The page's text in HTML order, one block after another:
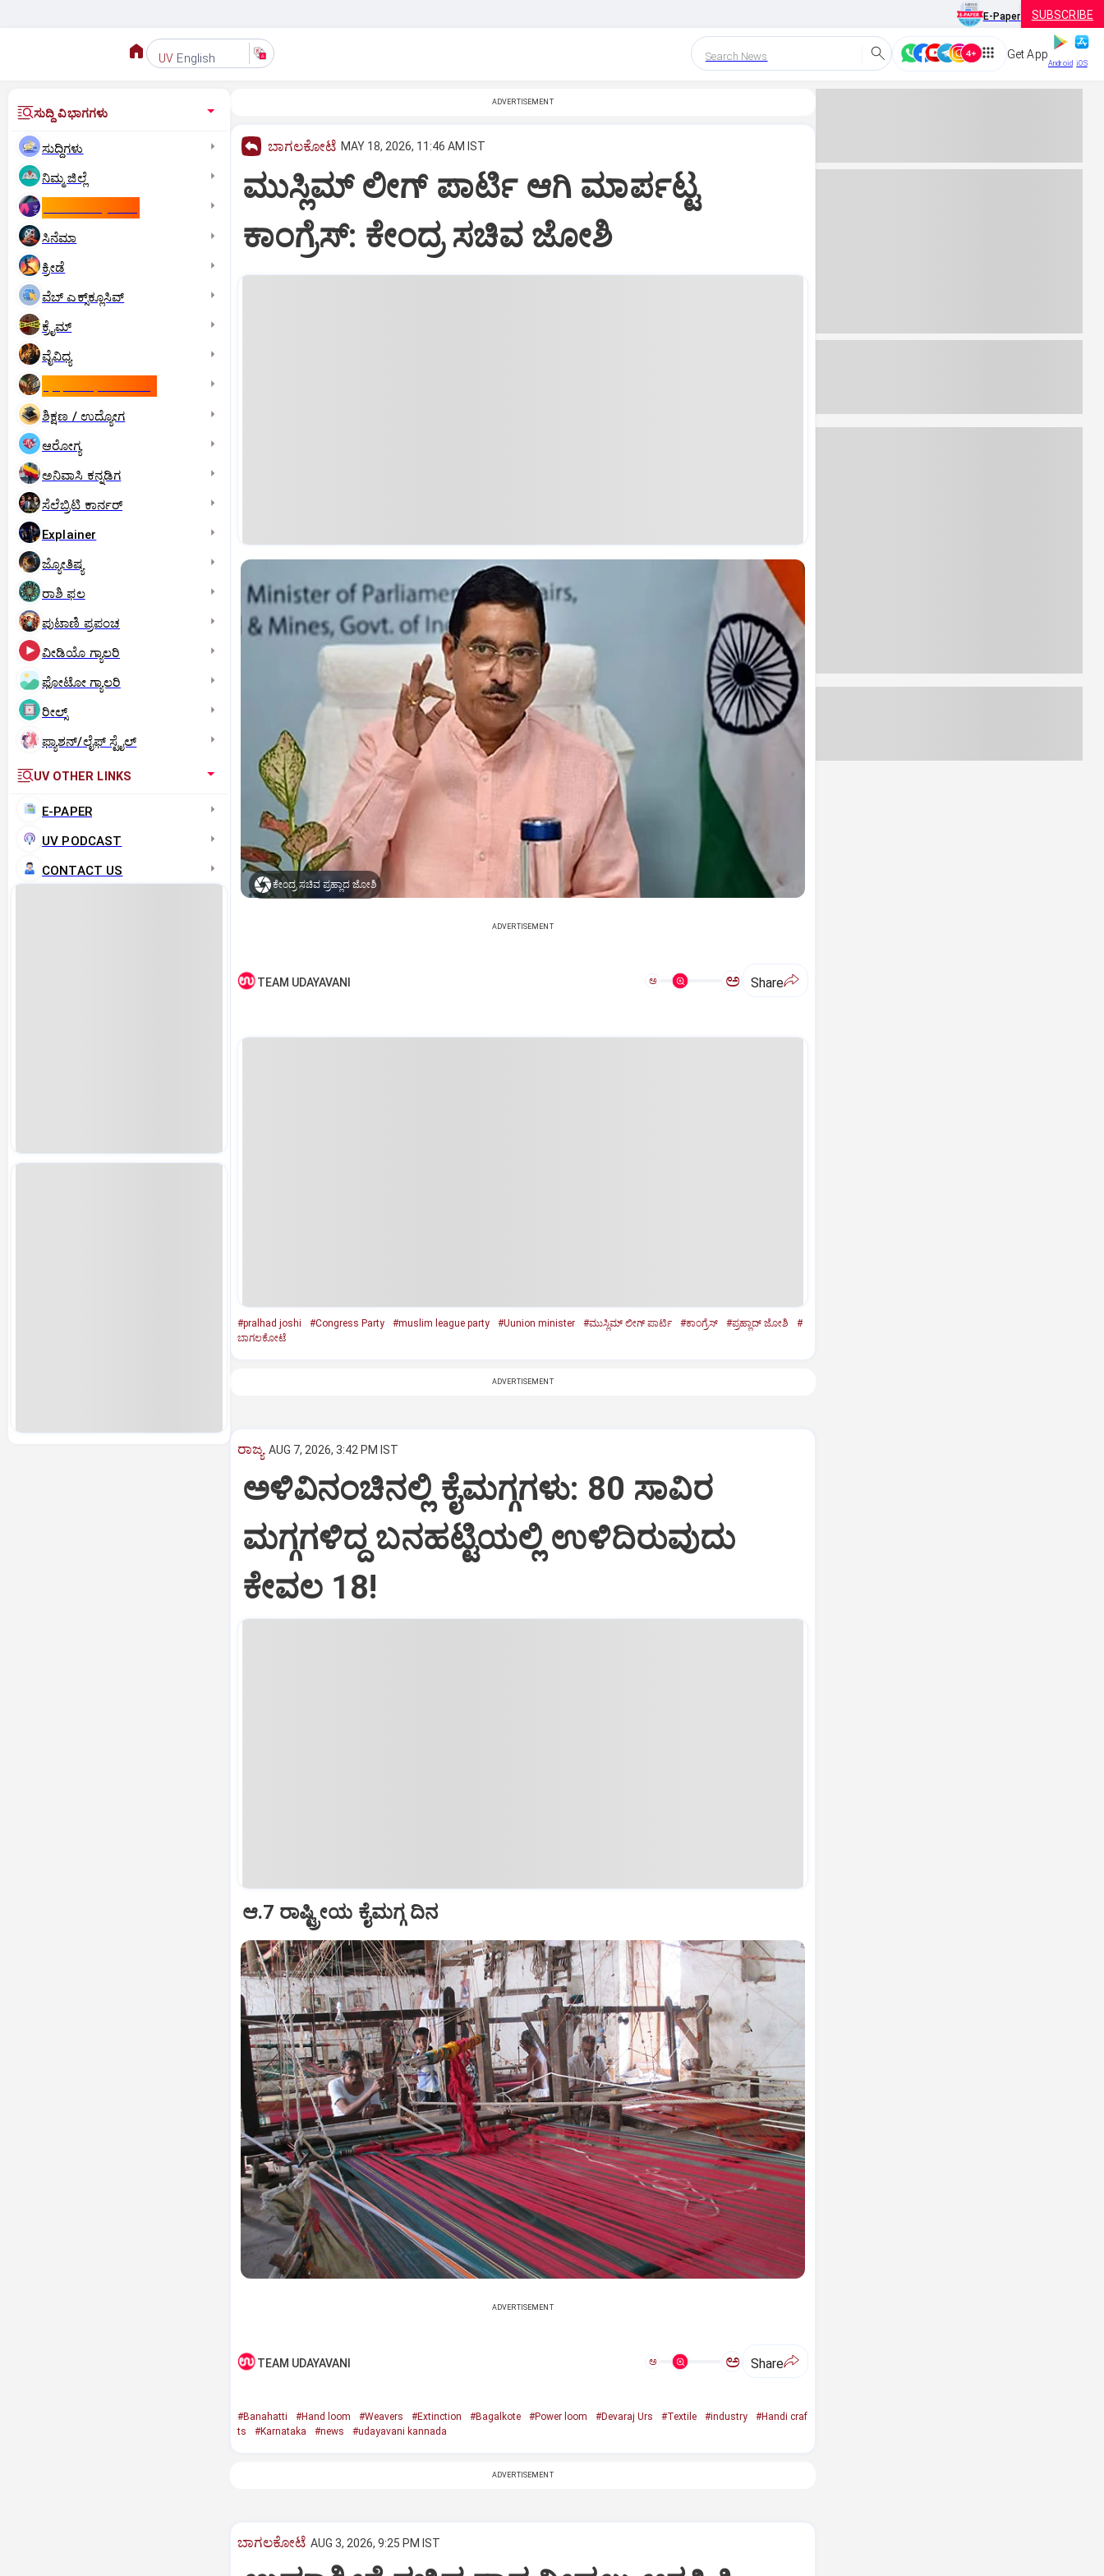
E-Paper SUBSCRIBE
UV English Search News Get App
Android iOS
ಸುದ್ದಿ ವಿಭಾಗಗಳು
ಸುದ್ದಿಗಳು
ನಿಮ್ಮ ಜಿಲ್ಲೆ
ಸಿನೆಮಾ
ಕ್ರೀಡೆ
ವೆಬ್ ಎಕ್ಸ್‌ಕ್ಲೂಸಿವ್
ಕ್ರೈಮ್
ವೈವಿಧ್ಯ
ಶಿಕ್ಷಣ / ಉದ್ಯೋಗ
ಆರೋಗ್ಯ
ಅನಿವಾಸಿ ಕನ್ನಡಿಗ
ಸೆಲೆಬ್ರಿಟಿ ಕಾರ್ನರ್‌
Explainer
ಜ್ಯೋತಿಷ್ಯ
ರಾಶಿ ಫಲ
ಪುಟಾಣಿ ಪ್ರಪಂಚ
ವೀಡಿಯೊ ಗ್ಯಾಲರಿ
ಫೋಟೋ ಗ್ಯಾಲರಿ
ರೀಲ್ಸ್
ಫ್ಯಾಶನ್/ಲೈಫ್‌ ಸ್ಟೈಲ್
UV OTHER LINKS
E-PAPER
UV PODCAST
CONTACT US
ADVERTISEMENT
ಬಾಗಲಕೋಟೆ MAY 18, 2026, 11:46 AM IST
ಮುಸ್ಲಿಮ್‌ ಲೀಗ್‌ ಪಾರ್ಟಿ ಆಗಿ ಮಾರ್ಪಟ್ಟ
ಕಾಂಗ್ರೆಸ್‌: ಕೇಂದ್ರ ಸಚಿವ ಜೋಶಿ
ಕೇಂದ್ರ ಸಚಿವ ಪ್ರಹ್ಲಾದ ಜೋಶಿ
ADVERTISEMENT
TEAM UDAYAVANI ಅ ಅ Share
#pralhad joshi #Congress Party #muslim league party #Uunion minister #ಮುಸ್ಲಿಮ್‌ ಲೀಗ್‌ ಪಾರ್ಟಿ #ಕಾಂಗ್ರೆಸ್‌ #ಪ್ರಹ್ಲಾದ್‌ ಜೋಶಿ
#
ಬಾಗಲಕೋಟೆ
ADVERTISEMENT
ರಾಜ್ಯ AUG 7, 2026, 3:42 PM IST
ಅಳಿವಿನಂಚಿನಲ್ಲಿ ಕೈಮಗ್ಗಗಳು: 80 ಸಾವಿರ
ಮಗ್ಗಗಳಿದ್ದ ಬನಹಟ್ಟಿಯಲ್ಲಿ ಉಳಿದಿರುವುದು
ಕೇವಲ 18!
ಆ.7 ರಾಷ್ಟ್ರೀಯ ಕೈಮಗ್ಗ ದಿನ
ADVERTISEMENT
TEAM UDAYAVANI ಅ ಅ Share
#Banahatti #Hand loom #Weavers #Extinction #Bagalkote #Power loom #Devaraj Urs #Textile #industry
#Handi craf
ts
#Karnataka #news #udayavani kannada
ADVERTISEMENT
ಬಾಗಲಕೋಟೆ AUG 3, 2026, 9:25 PM IST